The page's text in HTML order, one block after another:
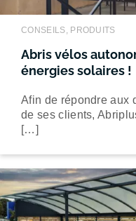
CONSEILS, PRODUITS
Abris vélos
énergies solaires !
Afin de répondre aux
de ses clients,
[…]